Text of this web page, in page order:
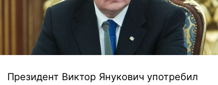
Президент Виктор Янукович употребил